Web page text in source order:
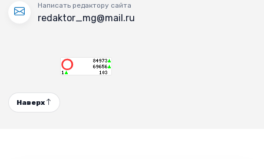
Написать редактору сайта
redaktor_mg@mail.ru
Наверх